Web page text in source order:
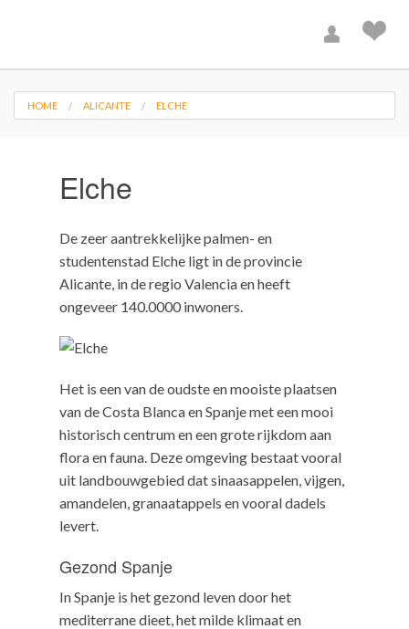
HOME ALICANTE ELCHE
Elche
De zeer aantrekkelijke palmen- en
studentenstad Elche ligt in de provincie
Alicante, in de regio Valencia en heeft
ongeveer 140.0000 inwoners.
Het is een van de oudste en mooiste plaatsen
van de Costa Blanca en Spanje met een mooi
historisch centrum en een grote rijkdom aan
flora en fauna. Deze omgeving bestaat vooral
uit landbouwgebied dat sinaasappelen, vijgen,
amandelen, granaatappels en vooral dadels
levert.
Gezond Spanje
In Spanje is het gezond leven door het
mediterrane dieet, het milde klimaat en